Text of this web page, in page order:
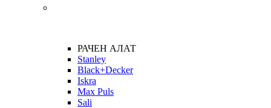
РАЧЕН АЛАТ
Stanley
Black+Decker
Iskra
Max Puls
Sali